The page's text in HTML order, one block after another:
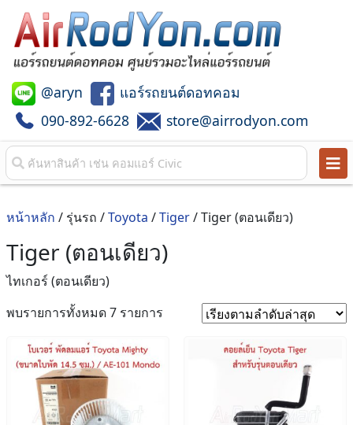
@aryn
แอร์รถยนต์ดอทคอม
090-892-6628
store@airrodyon.com
หน้าหลัก / รุ่นรถ /Toyota /Tiger/ Tiger (ตอนเดียว)
Tiger (ตอนเดียว)
ไทเกอร์ (ตอนเดียว)
พบรายการทั้งหมด 7 รายการ